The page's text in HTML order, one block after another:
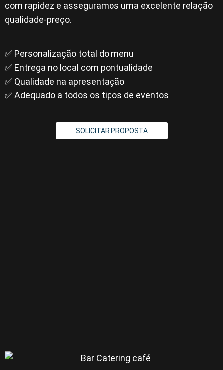
com rapidez e asseguramos uma excelente relação
qualidade-preço.
✅ Personalização total do menu
✅ Entrega no local com pontualidade
✅ Qualidade na apresentação
✅ Adequado a todos os tipos de eventos
SOLICITAR PROPOSTA